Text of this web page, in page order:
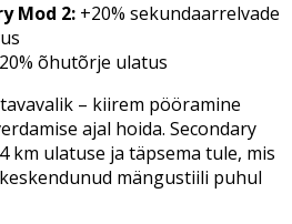
Mod 2: +20% sekundaarrelvade
õhutõrje ulatus
– kiirem pööramine
ajal hoida. Secondary
km ulatuse ja täpsema tule, mis
mängustiili puhul